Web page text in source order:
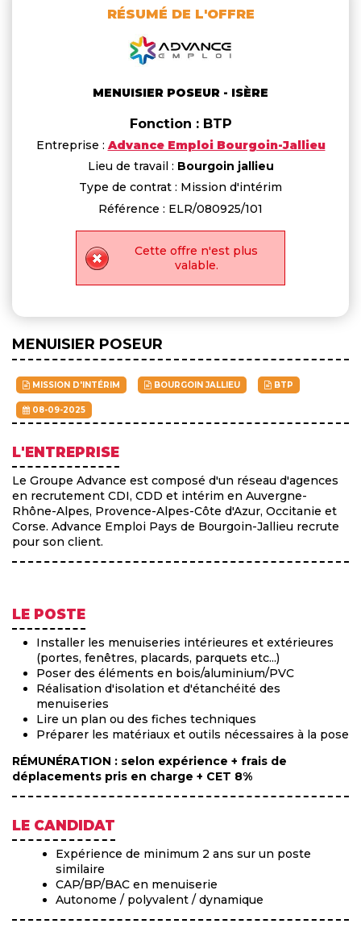
RÉSUMÉ DE L'OFFRE
MENUISIER POSEUR - ISÈRE
Fonction : BTP
Entreprise : Advance Emploi Bourgoin-Jallieu
Lieu de travail : Bourgoin jallieu
Type de contrat : Mission d'intérim
Référence : ELR/080925/101
Cette offre n'est plus
valable.
MENUISIER POSEUR
MISSION D'INTÉRIM BOURGOIN JALLIEU BTP
08-09-2025
L'ENTREPRISE
Le Groupe Advance est composé d'un réseau d'agences
en recrutement CDI, CDD et intérim en Auvergne-
Rhône-Alpes, Provence-Alpes-Côte d'Azur, Occitanie et
Corse. Advance Emploi Pays de Bourgoin-Jallieu recrute
pour son client.
LE POSTE
Installer les menuiseries intérieures et extérieures
(portes, fenêtres, placards, parquets etc...)
Poser des éléments en bois/aluminium/PVC
Réalisation d'isolation et d'étanchéité des
menuiseries
Lire un plan ou des fiches techniques
Préparer les matériaux et outils nécessaires à la pose
RÉMUNÉRATION : selon expérience + frais de
déplacements pris en charge + CET 8%
LE CANDIDAT
Expérience de minimum 2 ans sur un poste
similaire
CAP/BP/BAC en menuiserie
Autonome / polyvalent / dynamique